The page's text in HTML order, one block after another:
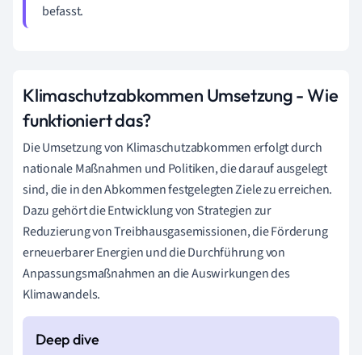
befasst.
Klimaschutzabkommen Umsetzung - Wie
funktioniert das?
Die Umsetzung von Klimaschutzabkommen erfolgt durch
nationale Maßnahmen und Politiken, die darauf ausgelegt
sind, die in den Abkommen festgelegten Ziele zu erreichen.
Dazu gehört die Entwicklung von Strategien zur
Reduzierung von Treibhausgasemissionen, die Förderung
erneuerbarer Energien und die Durchführung von
Anpassungsmaßnahmen an die Auswirkungen des
Klimawandels.